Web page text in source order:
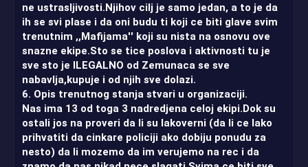
ne ustrasljivosti.Njihov cilj je samo jedan, a to je da
ih se svi plase i da oni budu ti koji ce biti glave svim
trenutnim ,,Mafijama'' koji su nista na osnovu ove
snazne ekipe.Sto se tice poslova i aktivnosti tu je
sve sto je ILEGALNO od Zemunaca se sve
nabavlja,kupuje i od njih sve dolazi.
6. Opis trenutnog stanja stvari u organizaciji.
Nas ima 13 od toga 3 nadredjena celoj ekipi.Dok su
ostali jos na proveri da li su lakoverni (da li ce lako
prihvatiti da cinkare policiji ako dobiju ponudu za
nesto) da li mozemo da im verujemo na rec i da